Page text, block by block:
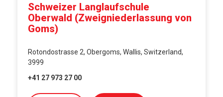
Schweizer Langlaufschule
Oberwald (Zweigniederlassung von
Goms)
Rotondostrasse 2, Obergoms, Wallis, Switzerland,
3999
+41 27 973 27 00